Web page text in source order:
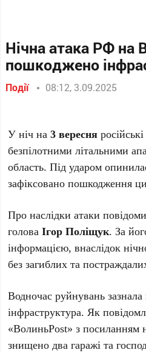
Нічна атака РФ на
пошкоджено
Події 08:12, 3.09.2025
У ніч на3 вересня
безпілотними літальними
область. Під ударом
зафіксовано пошкодження
Про наслідки атаки
головаІгор Поліщук. За
інформацією, внаслідок
без загиблих та
Водночас руйнувань зазнала
інфраструктура. Як
«ВолиньPost» з посиланням
знищено два гаражі та